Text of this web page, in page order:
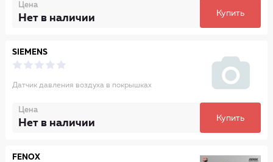
Цена
Нет в наличии Купить
SIEMENS
Датчик давления воздуха в покрышках
Цена
Нет в наличии Купить
FENOX